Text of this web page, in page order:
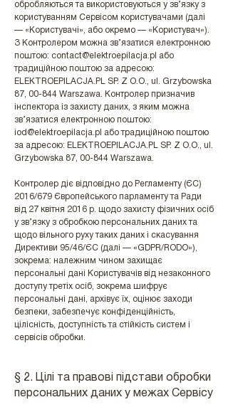
обробляються та використовуються у зв’язку з
користуванням Сервісом користувачами (далі
— «Користувачі», або окремо — «Користувач»).
З Контролером можна зв’язатися електронною
поштою: contact@elektroepilacja.pl
або
традиційною поштою за адресою:
ELEKTROEPILACJA.PL SP. Z O.O., ul. Grzybowska
87, 00-844 Warszawa. Контролер призначив
інспектора із захисту даних, з яким можна
зв’язатися електронною поштою:
iod@elektroepilacja.pl
або традиційною поштою
за адресою: ELEKTROEPILACJA.PL SP. Z O.O., ul.
Grzybowska 87, 00-844 Warszawa.
Контролер діє відповідно до Регламенту (ЄС)
2016/679 Європейського парламенту та Ради
від 27 квітня 2016 р. щодо захисту фізичних осіб
у зв’язку з обробкою персональних даних та
щодо вільного руху таких даних і скасування
Директиви 95/46/ЄС (далі — «GDPR/RODO»),
зокрема: належним чином захищає
персональні дані Користувачів від незаконного
доступу третіх осіб, зокрема шифрує
персональні дані, архівує їх, оцінює заходи
безпеки, забезпечує конфіденційність,
цілісність, доступність та стійкість систем і
сервісів обробки.
§ 2. Цілі та правові підстави обробки
персональних даних у межах Сервісу